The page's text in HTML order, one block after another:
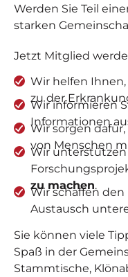
Werden Sie Teil
starken
Jetzt Mitglied
Wir helfen
zu der
Wir informieren
Informationen
Wir sorgen
von Menschen
Wir
zu machen.
Wir schaffen
Austausch
Sie können viele
Spaß in der
Stammtische,